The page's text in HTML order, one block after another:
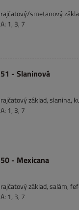
rajčatový/smetanový
A: 1, 3, 7
51 - Slaninová
rajčatový základ, slanina,
A: 1, 3, 7
50 - Mexicana
rajčatový základ, salám,
A: 1, 3, 7